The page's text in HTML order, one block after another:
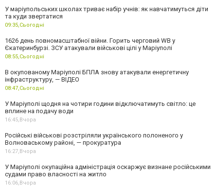
У маріупольських школах триває набір учнів: як навчатимуться діти
та куди звертатися
09:35,Сьогодні
1626 день повномасштабної війни. Горить черговий WB у
Єкатеринбурзі. ЗСУ атакували військові цілі у Маріуполі
08:55,Сьогодні
В окупованому Маріуполі БПЛА знову атакували енергетичну
інфраструктуру, — ВІДЕО
08:47,Сьогодні
У Маріуполі щодня на чотири години відключатимуть світло: це
вплине на подачу води
16:45, Вчора
Російські військові розстріляли українського полоненого у
Волноваському районі, — прокуратура
16:27, Вчора
У Маріуполі окупаційна адміністрація оскаржує визнане російськими
судами право власності на житло
16:06, Вчора